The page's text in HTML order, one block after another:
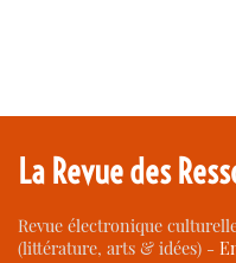
La Revue des
Revue électronique
(littérature, arts & idées) -